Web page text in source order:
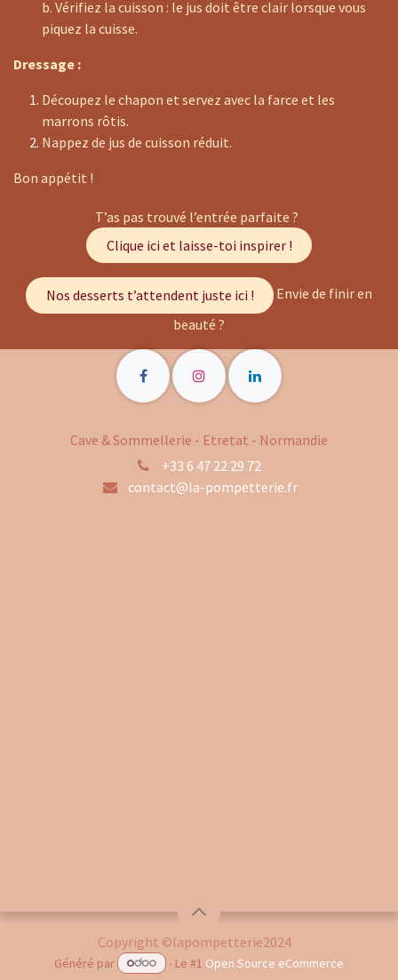
b. Vérifiez la cuisson : le jus doit être clair lorsque vous
piquez la cuisse.
Dressage :
Découpez le chapon et servez avec la farce et les
marrons rôtis.
Nappez de jus de cuisson réduit.
Bon appétit !
T’as pas trouvé l’entrée parfaite ?
Clique ici et laisse-toi inspirer !
Nos desserts t’attendent juste ici !
Envie de finir en
beauté ?
Cave & Sommellerie - Etretat - Normandie
+33 6 47 22 29 72
contact@la-pompetterie.fr
Copyright ©lapompetterie2024
Généré par - Le #1 Open Source eCommerce